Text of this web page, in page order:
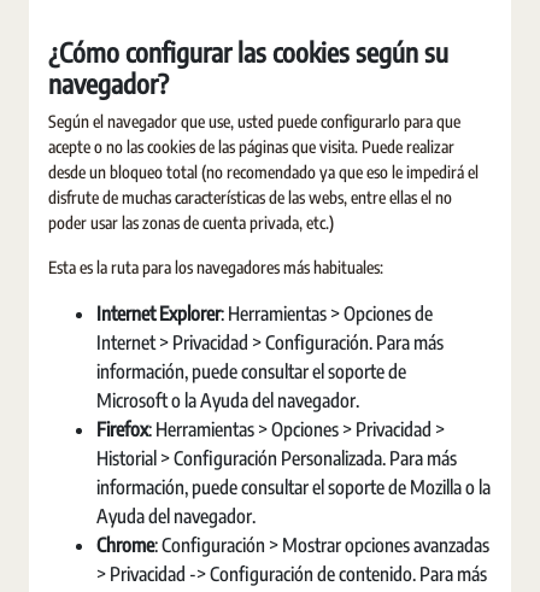
¿Cómo configurar las cookies según su
navegador?
Según el navegador que use, usted puede configurarlo para que
acepte o no las cookies de las páginas que visita. Puede realizar
desde un bloqueo total (no recomendado ya que eso le impedirá el
disfrute de muchas características de las webs, entre ellas el no
poder usar las zonas de cuenta privada, etc.)
Esta es la ruta para los navegadores más habituales:
Internet Explorer: Herramientas > Opciones de
Internet > Privacidad > Configuración. Para más
información, puede consultar el soporte de
Microsoft o la Ayuda del navegador.
Firefox: Herramientas > Opciones > Privacidad >
Historial > Configuración Personalizada. Para más
información, puede consultar el soporte de Mozilla o la
Ayuda del navegador.
Chrome: Configuración > Mostrar opciones avanzadas
> Privacidad -> Configuración de contenido. Para más